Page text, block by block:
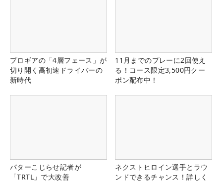
プロギアの「4層フェース」が
切り開く高初速ドライバーの
新時代
11月までのプレーに2回使え
る！コース限定3,500円クー
ポン配布中！
パターこじらせ記者が
「TRTL」で大改善
ネクストヒロイン選手とラウ
ンドできるチャンス！詳しく